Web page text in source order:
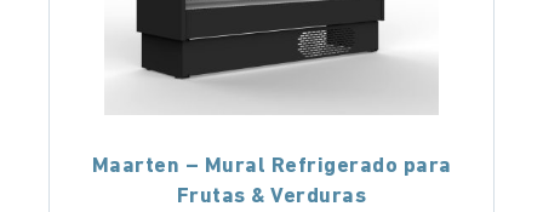
Maarten – Mural Refrigerado para
Frutas & Verduras